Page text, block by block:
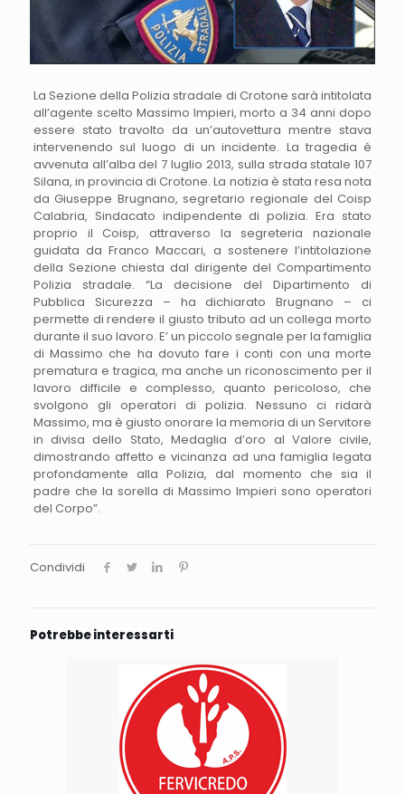
La Sezione della Polizia stradale di Crotone sarà intitolata
all’agente scelto Massimo Impieri, morto a 34 anni dopo
essere stato travolto da un’autovettura mentre stava
intervenendo sul luogo di un incidente. La tragedia è
avvenuta all’alba del 7 luglio 2013, sulla strada statale 107
Silana, in provincia di Crotone. La notizia è stata resa nota
da Giuseppe Brugnano, segretario regionale del Coisp
Calabria, Sindacato indipendente di polizia. Era stato
proprio il Coisp, attraverso la segreteria nazionale
guidata da Franco Maccari, a sostenere l’intitolazione
della Sezione chiesta dal dirigente del Compartimento
Polizia stradale. “La decisione del Dipartimento di
Pubblica Sicurezza – ha dichiarato Brugnano – ci
permette di rendere il giusto tributo ad un collega morto
durante il suo lavoro. E’ un piccolo segnale per la famiglia
di Massimo che ha dovuto fare i conti con una morte
prematura e tragica, ma anche un riconoscimento per il
lavoro difficile e complesso, quanto pericoloso, che
svolgono gli operatori di polizia. Nessuno ci ridarà
Massimo, ma è giusto onorare la memoria di un Servitore
in divisa dello Stato, Medaglia d’oro al Valore civile,
dimostrando affetto e vicinanza ad una famiglia legata
profondamente alla Polizia, dal momento che sia il
padre che la sorella di Massimo Impieri sono operatori
del Corpo”.
Condividi
Potrebbe interessarti